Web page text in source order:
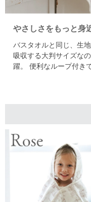
やさしさをもっと身
バスタオルと同じ、生
吸収する大判サイズな
躍。
便利なループ付き